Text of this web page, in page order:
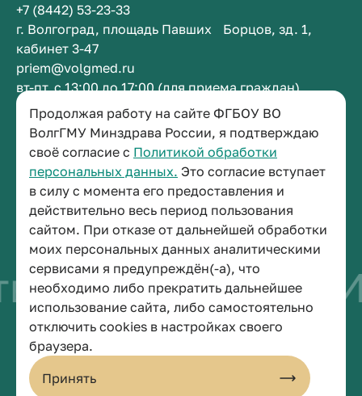
Продолжая работу на сайте ФГБОУ ВО
ВолгГМУ Минздрава России, я подтверждаю
своё согласие с Политикой обработки
персональных данных. Это согласие вступает
в силу с момента его предоставления и
действительно весь период пользования
сайтом. При отказе от дальнейшей обработки
моих персональных данных аналитическими
сервисами я предупреждён(-а), что
необходимо либо прекратить дальнейшее
использование сайта, либо самостоятельно
отключить cookies в настройках своего
браузера.
Принять
+7 (8442) 53-23-33
г. Волгоград, площадь Павших Борцов, зд. 1,
кабинет 3-47
priem@volgmed.ru
вт-пт, с 13:00 до 17:00 (для приема граждан)
Приемная ректора
+7 (8442) 38-50-05
г. Волгоград, площадь Павших Борцов, зд. 1,
кабинет 3-11
post@volgmed.ru
пн-пт, с 08.30 до 17.00 (перерыв с 12.30 до 13.00)
быть врачом
© 2026 Волгоградский государственный медицинский университет
Политика конфиденциальности
Политика по обработке персональных данных
Пользовательское соглашение